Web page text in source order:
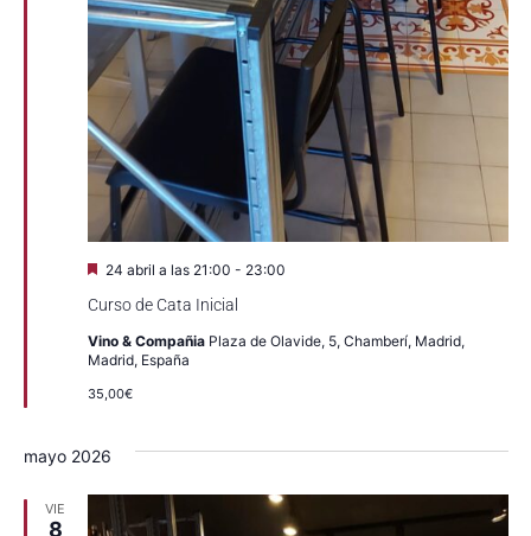
Curso de Cata Inicial
Destacado
24 abril a las 21:00 - 23:00
Vino & Compañia Plaza de Olavide, 5, Chamberí, Madrid,
Madrid, España
35,00€
mayo 2026
VIE
8